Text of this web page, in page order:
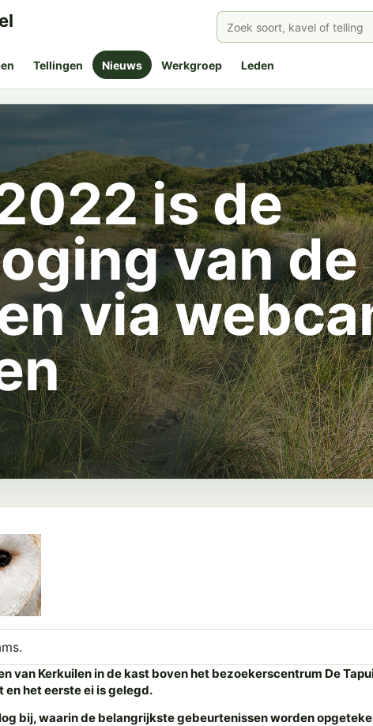
Tellingen Nieuws Werkgroep Leden
is de
van de
via
van Kerkuilenin de kast boven het bezoekerscentrum De
het eerste ei is gelegd.
bij, waarin de belangrijkste gebeurtenissen worden